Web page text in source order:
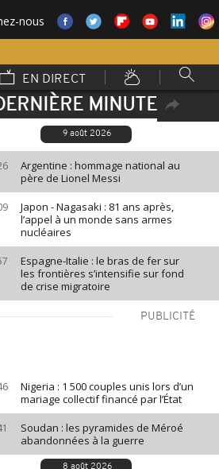
nous
EN DIRECT
MINUTE
9 août 2026
Argentine : hommage national au
père de Lionel Messi
Japon - Nagasaki : 81 ans après,
l’appel à un monde sans armes
nucléaires
Espagne-Italie : le bras de fer sur
les frontières s’intensifie sur fond
de crise migratoire
PUBLICITÉ
Nigeria : 1 500 couples unis lors d’un
mariage collectif financé par l’État
Soudan : les pyramides de Méroé
abandonnées à la guerre
8 août 2026